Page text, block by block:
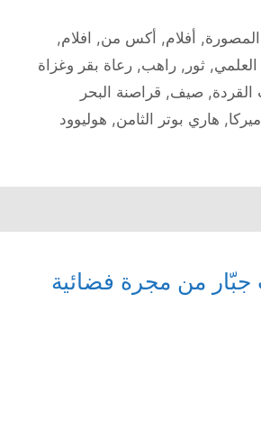
, أفلام, أكس من, افلام,
العلمي, ثور , راهب, رعاة بقر وغزاة
, صيف, قراصنة البحر
, هاري بوتر الثامن, هوليوود
جبّار من مجرة فضائية